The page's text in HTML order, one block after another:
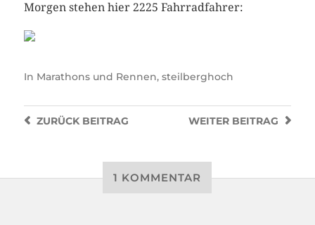
Morgen stehen hier 2225 Fahrradfahrer:
In Marathons und Rennen, steilberghoch
WEITER BEITRAG
ZURÜCKBEITRAG
1 KOMMENTAR